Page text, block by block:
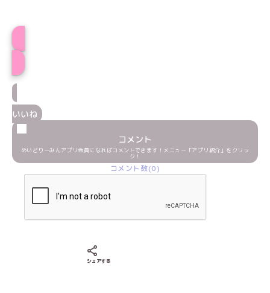
いいね
コメント
めいどりーみんアプリ会員になればコメントできます！メニュー「アプリ紹介」をクリッ
ク！
コメント数(0)
シェアする